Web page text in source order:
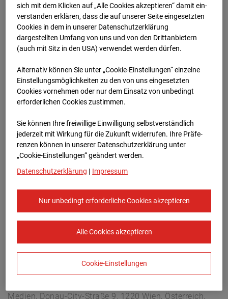
BC-176 BV-Ausbau
Bonatzbau -Cam5
Arnulf Klett Platz, 70173 Stuttgart
Zur Übersicht
Europe/Berlin
Medien, Donau-City-Straße 9, 1220 Wien, Österreich,
sich mit dem Klicken auf „Alle Cookies akzeptieren“ damit ein­
ver­standen erklären, dass die auf unserer Seite eingesetzten
Cookies in dem in unserer Datenschutzerklärung
dargestellten Umfang von uns und von den Drittanbietern
(auch mit Sitz in den USA) verwendet werden dürfen.
Alternativ können Sie unter „Cookie-Einstellungen“ einzelne
Einstellungsmöglichkeiten zu den von uns eingesetzten
Cookies vornehmen oder nur dem Einsatz von unbedingt
erforderlichen Cookies zustimmen.
Sie können Ihre freiwillige Einwilligung selbstverständlich
jederzeit mit Wirkung für die Zukunft widerrufen. Ihre Prä­fe­
renzen können in unserer Datenschutzerklärung unter
„Cookie-Einstellungen“ geändert werden.
Datenschutzerklärung | Impressum
Nur unbedingt erforderliche Cookies akzeptieren
Alle Cookies akzeptieren
Cookie-Einstellungen